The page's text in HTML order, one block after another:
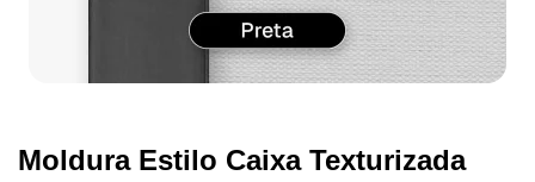
Moldura Estilo Caixa Texturizada